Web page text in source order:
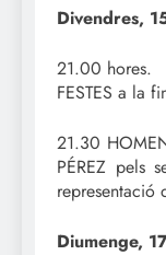
Divendres,
21.00 hores.
FESTES a la
21.30
PÉREZ pels
representació
Diumenge,